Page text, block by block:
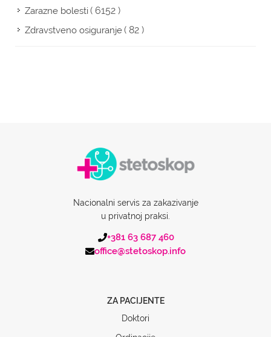
Zarazne bolesti( 6152 )
Zdravstveno osiguranje( 82 )
Nacionalni servis za zakazivanje
u privatnoj praksi.
+381 63 687 460
office@stetoskop.info
ZA PACIJENTE
Doktori